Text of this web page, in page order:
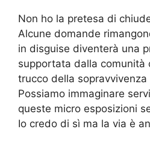
Non ho la pretesa di
Alcune domande
in disguise diventerà una
supportata dalla comunità
trucco della sopravvivenza
Possiamo immaginare
queste micro esposizioni
Io credo di sì ma la via è